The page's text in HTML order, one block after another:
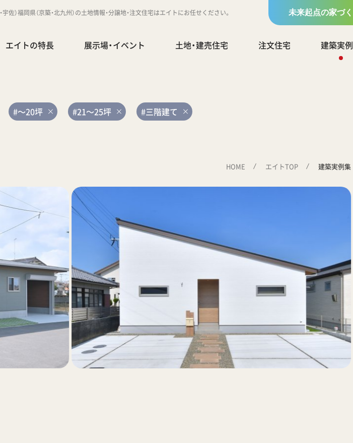
宇佐）福岡県（京築・北九州）の土地情報・分譲地・注文住宅はエイトにお任せください。 未来起点の家づ
エイトの特長 展示場・イベント 土地・建売住宅 注文住宅 建築実
#～20坪 #21～25坪 #三階建て
HOME エイトTOP 建築実例集